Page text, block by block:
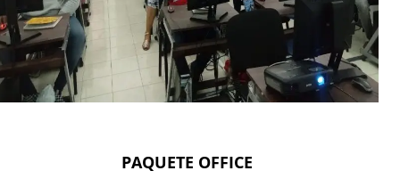
PAQUETE OFFICE